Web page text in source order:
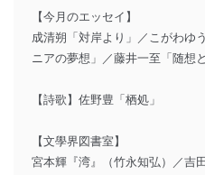
【今月のエッセイ】
成清朔「対岸より」／こがわゆ
ニアの夢想」／藤井一至「随想
【詩歌】佐野豊「栖処」
【文學界図書室】
宮本輝『湾』（竹永知弘）／吉